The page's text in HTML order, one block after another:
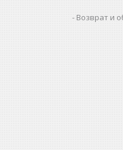
Возврат и